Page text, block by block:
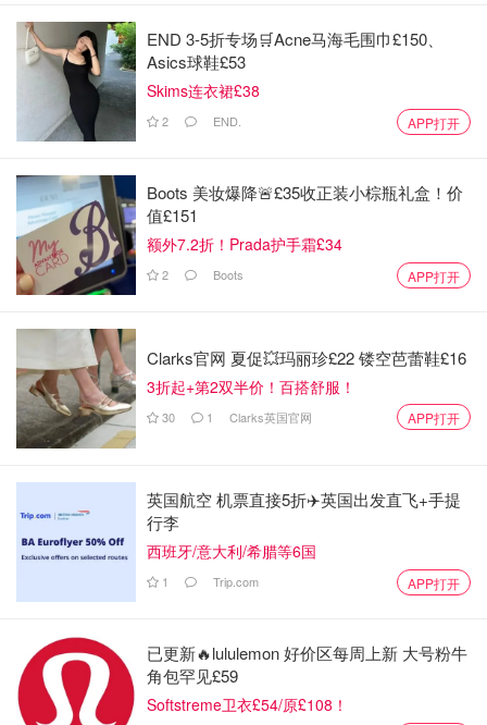
END 3-5折专场🛒Acne马海毛围巾£150、
Asics球鞋£53
Skims连衣裙£38
2 END. APP打开
Boots 美妆爆降🚨£35收正装小棕瓶礼盒！价
值£151
额外7.2折！Prada护手霜£34
2 Boots APP打开
Clarks官网 夏促💥玛丽珍£22 镂空芭蕾鞋£16
3折起+第2双半价！百搭舒服！
30 1 Clarks英国官网 APP打开
英国航空 机票直接5折✈️英国出发直飞+手提
行李
西班牙/意大利/希腊等6国
1 Trip.com APP打开
已更新🔥lululemon 好价区每周上新 大号粉牛
角包罕见£59
Softstreme卫衣£54/原£108！